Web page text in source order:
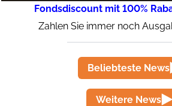
Fondsdiscount mit 100%
Zahlen Sie immer noch
Beliebteste News
Weitere News